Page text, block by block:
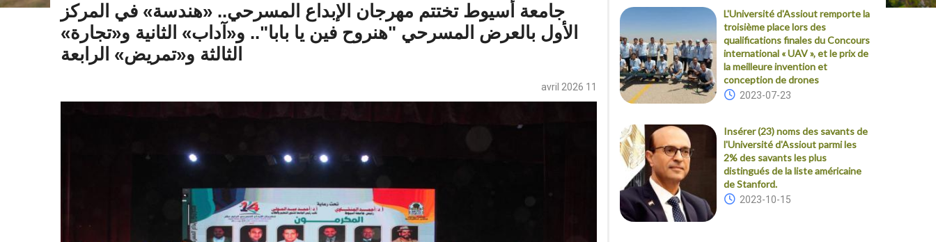
جامعة أسيوط تختتم مهرجان الإبداع المسرحي.. «هندسة» في المركز
الأول بالعرض المسرحي "هنروح فين يا بابا".. و«آداب» الثانية و«تجارة»
الثالثة و«تمريض» الرابعة
11 avril 2026
L'Université d'Assiout remporte la
troisième place lors des
qualifications finales du Concours
international « UAV », et le prix de
la meilleure invention et
conception de drones
2023-07-23
Insérer (23) noms des savants de
l'Université d'Assiout parmi les
2% des savants les plus
distingués de la liste américaine
de Stanford.
2023-10-15